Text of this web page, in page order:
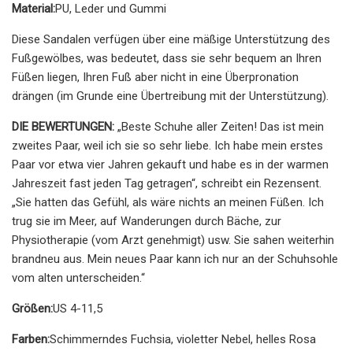
Material:PU, Leder und Gummi
Diese Sandalen verfügen über eine mäßige Unterstützung des
Fußgewölbes, was bedeutet, dass sie sehr bequem an Ihren
Füßen liegen, Ihren Fuß aber nicht in eine Überpronation
drängen (im Grunde eine Übertreibung mit der Unterstützung).
DIE BEWERTUNGEN: „Beste Schuhe aller Zeiten! Das ist mein
zweites Paar, weil ich sie so sehr liebe. Ich habe mein erstes
Paar vor etwa vier Jahren gekauft und habe es in der warmen
Jahreszeit fast jeden Tag getragen“, schreibt ein Rezensent.
„Sie hatten das Gefühl, als wäre nichts an meinen Füßen. Ich
trug sie im Meer, auf Wanderungen durch Bäche, zur
Physiotherapie (vom Arzt genehmigt) usw. Sie sahen weiterhin
brandneu aus. Mein neues Paar kann ich nur an der Schuhsohle
vom alten unterscheiden.“
Größen:US 4-11,5
Farben:Schimmerndes Fuchsia, violetter Nebel, helles Rosa